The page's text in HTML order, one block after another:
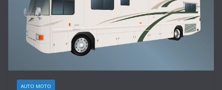
AUTO MOTO